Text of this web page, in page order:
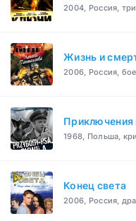
2004, Россия,
Жизнь и
2006, Россия,
Приключения
1968, Польша,
Конец света
2006, Россия,